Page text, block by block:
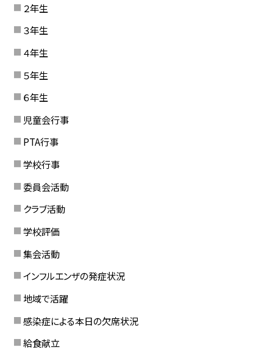
２年生
３年生
４年生
５年生
６年生
児童会行事
PTA行事
学校行事
委員会活動
クラブ活動
学校評価
集会活動
インフルエンザの発症状況
地域で活躍
感染症による本日の欠席状況
給食献立